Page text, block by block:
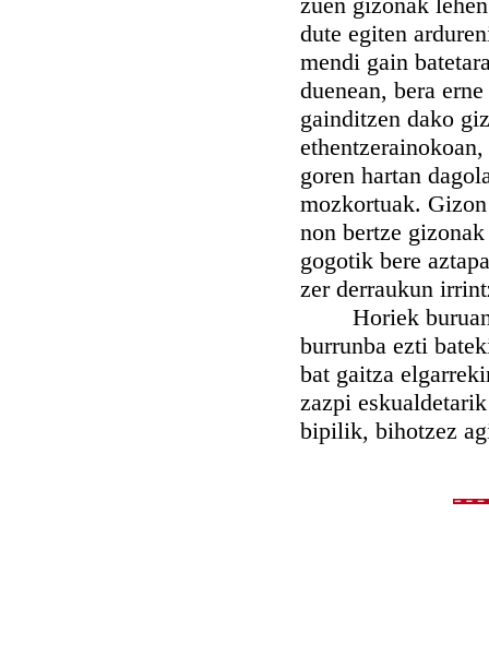
dute egiten
mendi gain
duenean, bera
gainditzen dako
goren hartan
mozkortuak.
non bertze
gogotik bere
zer derraukun
Horiek buruan
burrunba ezti
bat gaitza
zazpi
bipilik, bihotzez